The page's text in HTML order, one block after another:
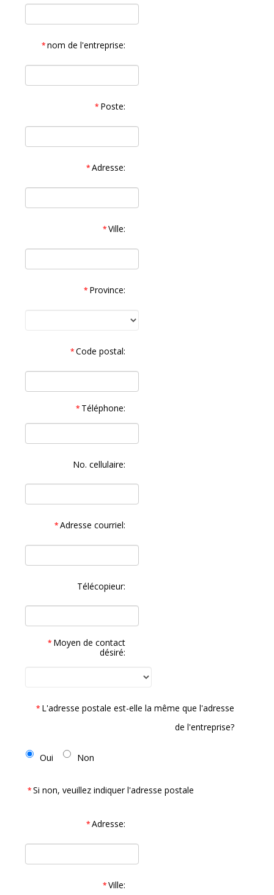
* nom de l'entreprise:
* Poste:
* Adresse:
* Ville:
* Province:
* Code postal:
* Téléphone:
No. cellulaire:
* Adresse courriel:
Télécopieur:
* Moyen de contact
désiré:
* L'adresse postale est-elle la même que l'adresse
de l'entreprise?
Oui Non
* Si non, veuillez indiquer l'adresse postale
* Adresse:
* Ville: